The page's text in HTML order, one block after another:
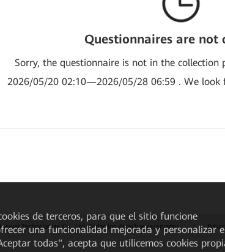
Questionnaires are not
Sorry, the questionnaire is not in the collection
2026/05/20 02:10—2026/05/28 06:59 . We
Technologies Co., Ltd. Todos los derechos reservados. |
de terceros, para que el sitio funcione
una funcionalidad mejorada y personalizar
todas", acepta que utilicemos cookies